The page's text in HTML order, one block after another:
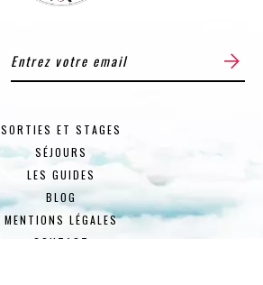
SORTIES ET STAGES
SÉJOURS
LES GUIDES
BLOG
MENTIONS LÉGALES
CONTACT